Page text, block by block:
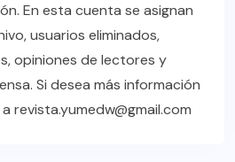
En esta cuenta se asignan
usuarios eliminados,
opiniones de lectores y
Si desea más información
revista.yumedw@gmail.com